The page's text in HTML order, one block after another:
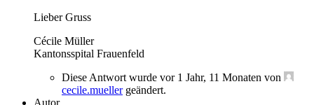
Lieber Gruss
Cécile Müller
Kantonsspital Frauenfeld
Diese Antwort wurde vor 1 Jahr, 11 Monaten von
cecile.muellergeändert.
Autor